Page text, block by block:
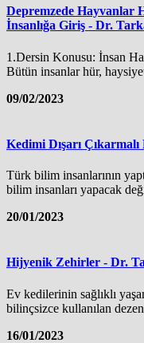
Depremzede Hayvanlar
İnsanlığa Giriş - Dr.
1.Dersin Konusu: İnsan
Bütün insanlar hür,
09/02/2023
Kedimi Dışarı
Türk bilim insanlarının
bilim insanları yapacak
20/01/2023
Hijyenik Zehirler - Dr.
Ev kedilerinin sağlıklı
bilinçsizce kullanılan
16/01/2023